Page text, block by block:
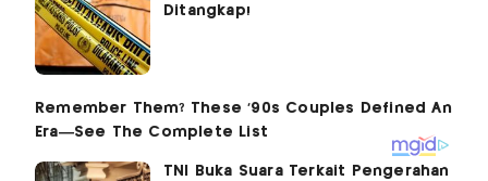
Ditangkap!
TNI Buka Suara Terkait Pengerahan